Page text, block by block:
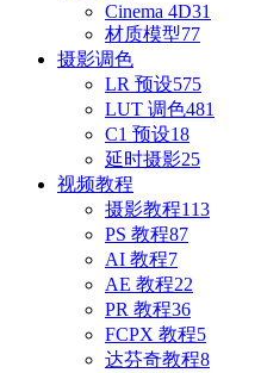
Cinema 4D31
材质模型77
摄影调色
LR 预设575
LUT 调色481
C1 预设18
延时摄影25
视频教程
摄影教程113
PS 教程87
AI 教程7
AE 教程22
PR 教程36
FCPX 教程5
达芬奇教程8